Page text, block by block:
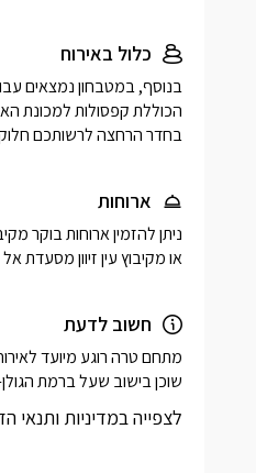
כלול באירוח
בחדר הרחצה לרשותכם חלוקי
ארוחות
או מקיבוץ עין זיוון מסעדת אל קהבר 10 דק' מהצימר 052-6904407 בתיאום מראש
חשוב לדעת
שוכן בישוב שעל ברמת
לצפייה במדיניות ותנאי